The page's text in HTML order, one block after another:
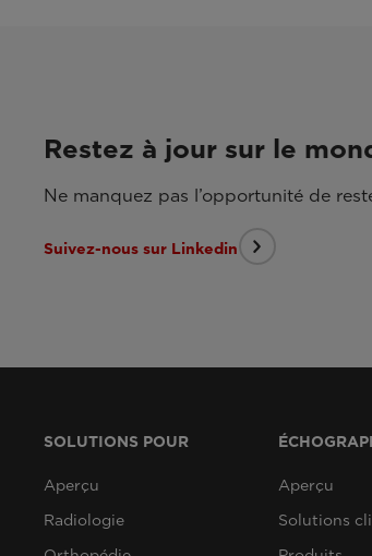
Restez à jour sur le
Ne manquez pas l’opportunité de
Suivez-nous sur Linkedin
SOLUTIONS POUR
Aperçu
Radiologie
Aperçu
Solutions